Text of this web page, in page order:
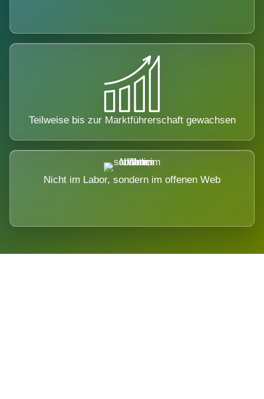
Teilweise bis zur Marktführerschaft gewachsen
Nicht im Labor, sondern im offenen Web